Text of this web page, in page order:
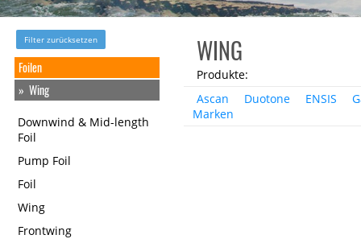
Filter zurücksetzen
Foilen
Wing
Downwind & Mid-length
Foil
Pump Foil
Foil
Wing
Frontwing
WING
Produkte:
Ascan
Duotone ENSIS
Marken